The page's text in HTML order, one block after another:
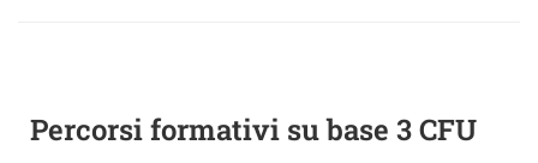
Percorsi formativi su base 3 CFU